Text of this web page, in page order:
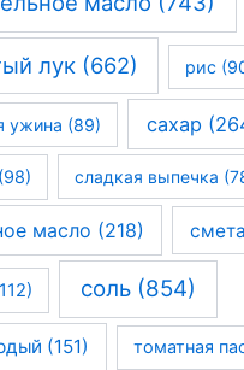
лук(662) рис
ужина (89) сахар
(98) сладкая выпечка
масло (218)
соль(854)
(151) томатная